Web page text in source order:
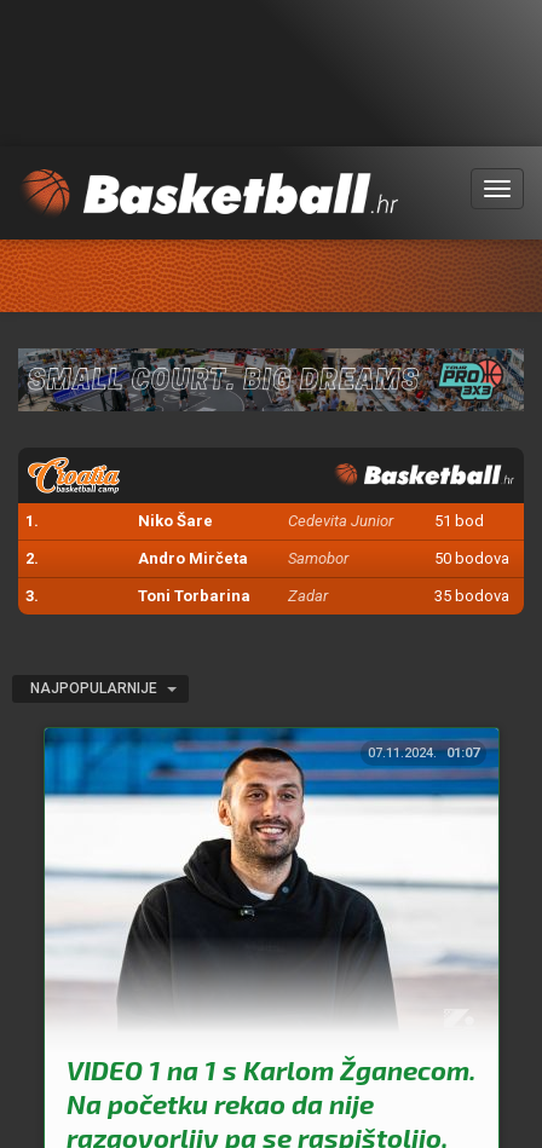
Menu
1. Niko Šare Cedevita Junior 51 bod
2. Andro Mirčeta Samobor 50 bodova
3. Toni Torbarina Zadar 35 bodova
NAJPOPULARNIJE
07.11.2024. 01:07
VIDEO 1 na 1 s Karlom Žganecom.
Na početku rekao da nije
razgovorljiv pa se raspištoljio,